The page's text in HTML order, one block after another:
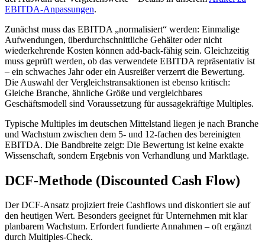
EBITDA-Anpassungen.
Zunächst muss das EBITDA „normalisiert“ werden: Einmalige
Aufwendungen, überdurchschnittliche Gehälter oder nicht
wiederkehrende Kosten können add-back-fähig sein. Gleichzeitig
muss geprüft werden, ob das verwendete EBITDA repräsentativ ist
– ein schwaches Jahr oder ein Ausreißer verzerrt die Bewertung.
Die Auswahl der Vergleichstransaktionen ist ebenso kritisch:
Gleiche Branche, ähnliche Größe und vergleichbares
Geschäftsmodell sind Voraussetzung für aussagekräftige Multiples.
Typische Multiples im deutschen Mittelstand liegen je nach Branche
und Wachstum zwischen dem 5- und 12-fachen des bereinigten
EBITDA. Die Bandbreite zeigt: Die Bewertung ist keine exakte
Wissenschaft, sondern Ergebnis von Verhandlung und Marktlage.
DCF-Methode (Discounted Cash Flow)
Der DCF-Ansatz projiziert freie Cashflows und diskontiert sie auf
den heutigen Wert. Besonders geeignet für Unternehmen mit klar
planbarem Wachstum. Erfordert fundierte Annahmen – oft ergänzt
durch Multiples-Check.